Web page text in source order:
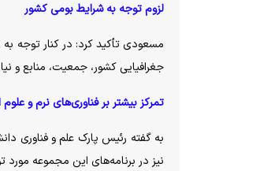
لزوم توجه به شرایط بومی کشور
مسعودی تأکید کرد: در کنار توجه
جغرافیایی کشور، جمعیت، منابع و
تمرکز بیشتر بر فناوری‌های نرم و علوم
به گفته رئیس پارک علم و فناوری
نیز در برنامه‌های این مجموعه مورد